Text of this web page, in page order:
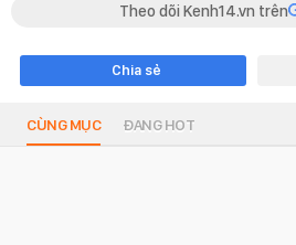
Theo dõi Kenh14.vn trên
Chia sẻ
CÙNG MỤC ĐANG HOT